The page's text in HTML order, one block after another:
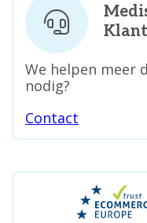
We helpen meer
nodig?
Contact